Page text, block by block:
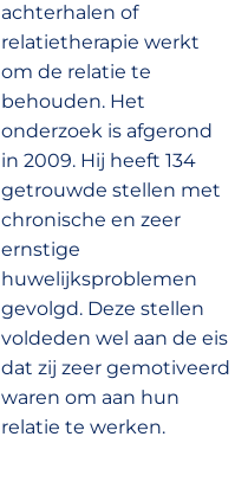
achterhalen of
relatietherapie werkt
om de relatie te
behouden. Het
onderzoek is afgerond
in 2009. Hij heeft 134
getrouwde stellen met
chronische en zeer
ernstige
huwelijksproblemen
gevolgd. Deze stellen
voldeden wel aan de eis
dat zij zeer gemotiveerd
waren om aan hun
relatie te werken.